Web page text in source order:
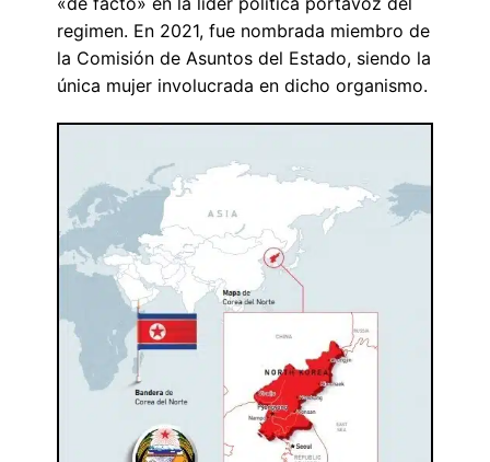
regimen. En 2021, fue nombrada miembro de
la Comisión de Asuntos del Estado, siendo la
única mujer involucrada en dicho organismo.